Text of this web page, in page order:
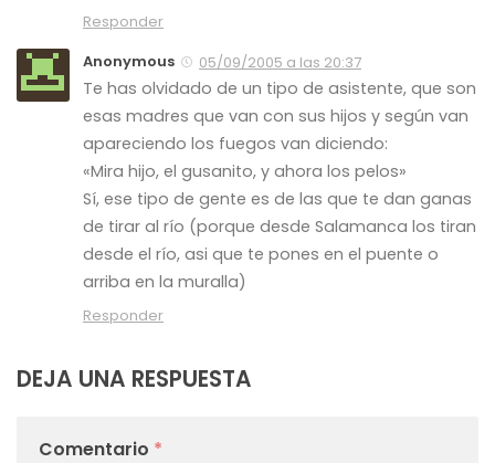
Responder
Anonymous
05/09/2005 a las 20:37
Te has olvidado de un tipo de asistente, que son
esas madres que van con sus hijos y según van
apareciendo los fuegos van diciendo:
«Mira hijo, el gusanito, y ahora los pelos»
Sí, ese tipo de gente es de las que te dan ganas
de tirar al río (porque desde Salamanca los tiran
desde el río, asi que te pones en el puente o
arriba en la muralla)
Responder
DEJA UNA RESPUESTA
Comentario *